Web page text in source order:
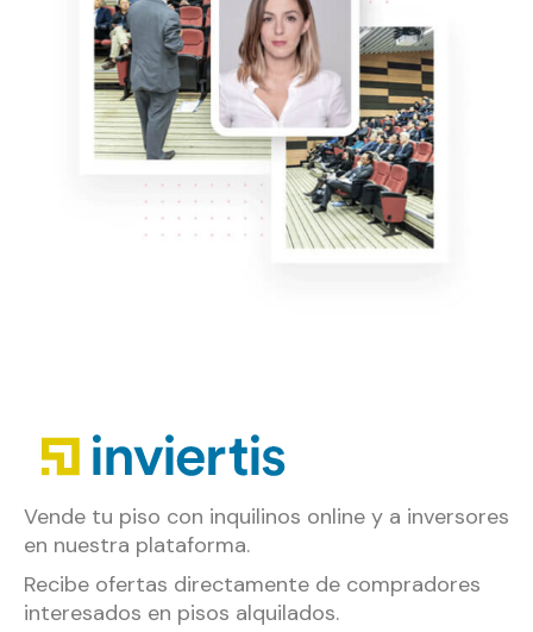
Vende tu piso con inquilinos online y a inversores
en nuestra plataforma.
Recibe ofertas directamente de compradores
interesados en pisos alquilados.